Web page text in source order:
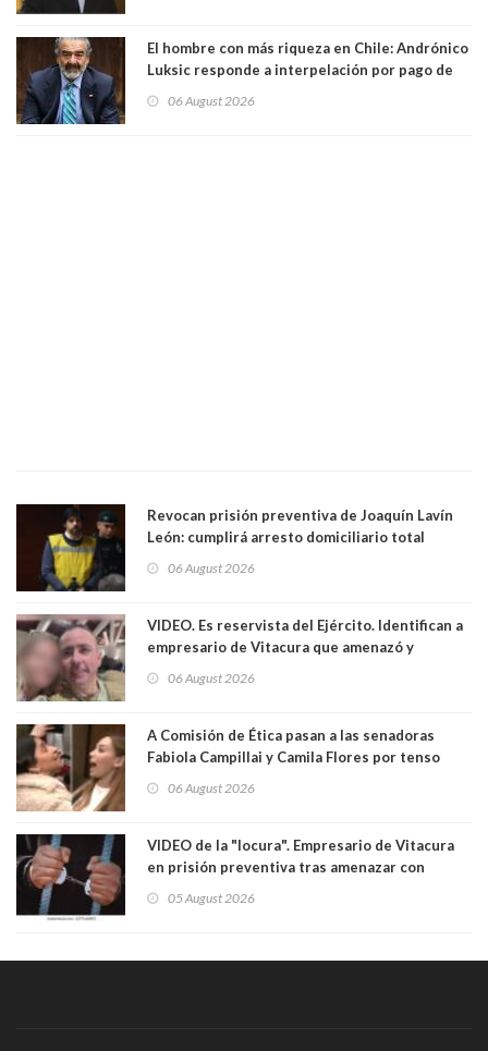
El hombre con más riqueza en Chile: Andrónico
Luksic responde a interpelación por pago de
día que me muera”
06 August 2026
Revocan prisión preventiva de Joaquín Lavín
León: cumplirá arresto domiciliario total
06 August 2026
VIDEO. Es reservista del Ejército. Identifican a
empresario de Vitacura que amenazó y
al "ring raja". Se trata de Andrés Arrieta y la
06 August 2026
A Comisión de Ética pasan a las senadoras
Fabiola Campillai y Camila Flores por tenso
06 August 2026
VIDEO de la "locura". Empresario de Vitacura
en prisión preventiva tras amenazar con
Los persiguió en potente camioneta
05 August 2026